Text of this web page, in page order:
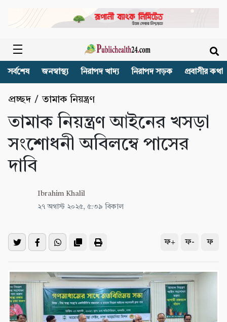
সর্বশেষ জনস্বাস্থ্য নিরাপদ খাদ্য নিরাপদ সড়ক প্রবাসীর কথা
প্রচ্ছদ /তামাক নিয়ন্ত্রণ
তামাক নিয়ন্ত্রণ আইনের খসড়া
সংশোধনী অবিলম্বে পাসের
দাবি
Ibrahim Khalil
২৭ অগাস্ট ২০২৫, ৫:৩৯ বিকাল
ফ+ ফ- ফ